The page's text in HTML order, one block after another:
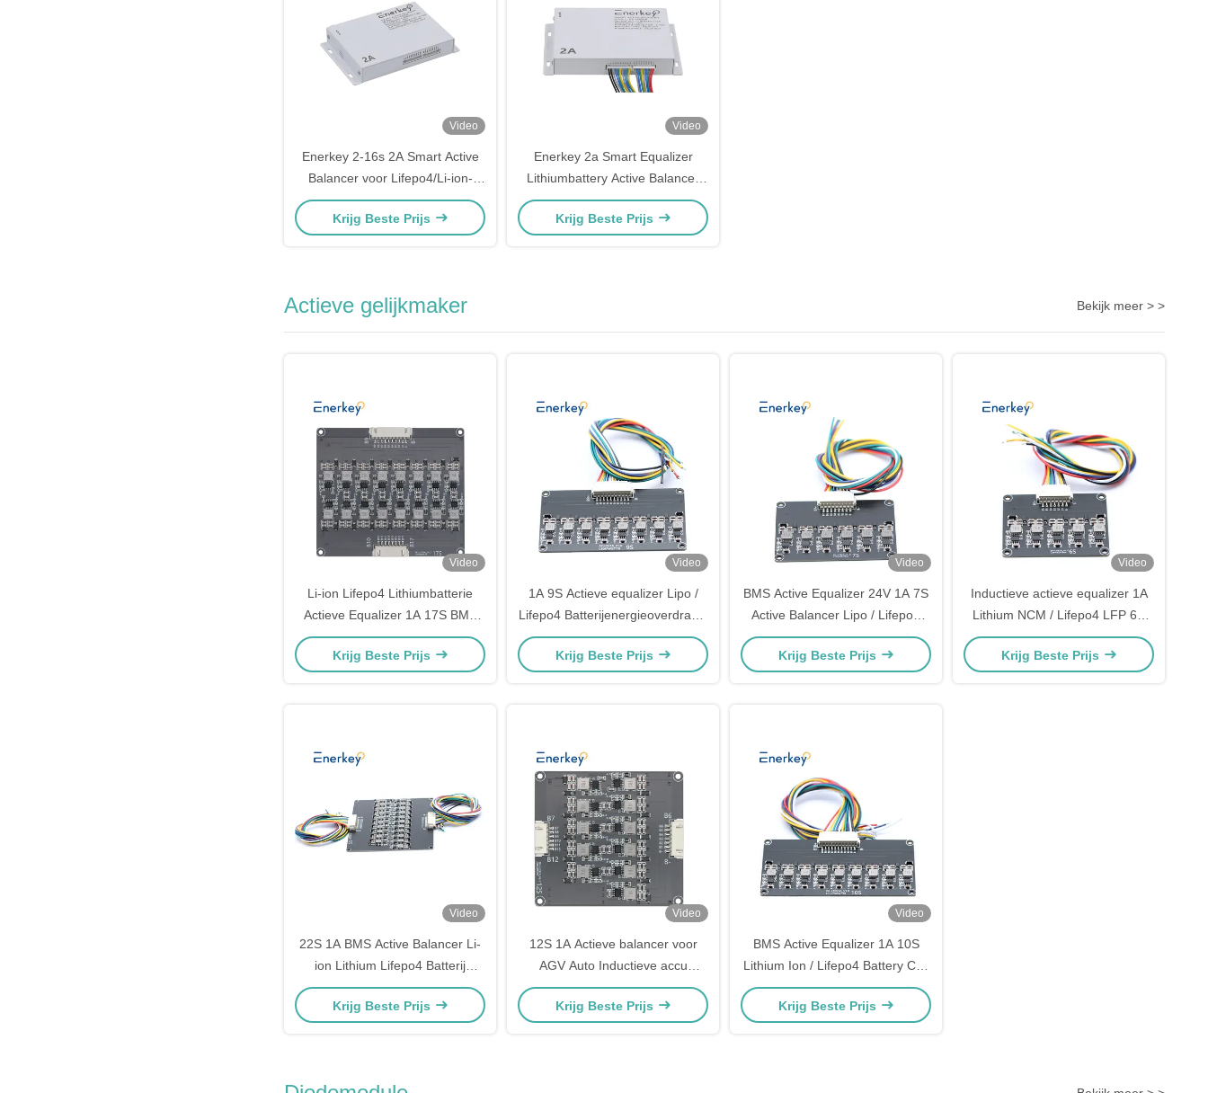
Video
Enerkey 2-16s 2A Smart Active
Balancer voor Lifepo4/Li-ion-
batterij-equalisatie
Krijg Beste Prijs
Video
Enerkey 2a Smart Equalizer
Lithiumbattery Active Balancer
voor huisopslag
Krijg Beste Prijs
Actieve gelijkmaker Bekijk meer > >
Video
Li-ion Lifepo4 Lithiumbatterie
Actieve Equalizer 1A 17S BMS
Energieoverdracht Balancer
Krijg Beste Prijs
Video
1A 9S Actieve equalizer Lipo /
Lifepo4 Batterijenergieoverdracht
equalizer
Krijg Beste Prijs
Video
BMS Active Equalizer 24V 1A 7S
Active Balancer Lipo / Lifepo4
Batterij Balancing Board
Krijg Beste Prijs
Video
Inductieve actieve equalizer 1A
Lithium NCM / Lifepo4 LFP 6S
batterijbalancer
Krijg Beste Prijs
Video
22S 1A BMS Active Balancer Li-
ion Lithium Lifepo4 Batterij
Equalizer Voor E Scooter
Krijg Beste Prijs
Video
12S 1A Actieve balancer voor
AGV Auto Inductieve accu
Actieve balancer Support
Cascade
Krijg Beste Prijs
Video
BMS Active Equalizer 1A 10S
Lithium Ion / Lifepo4 Battery Cell
Balancer voor E-bike
Krijg Beste Prijs